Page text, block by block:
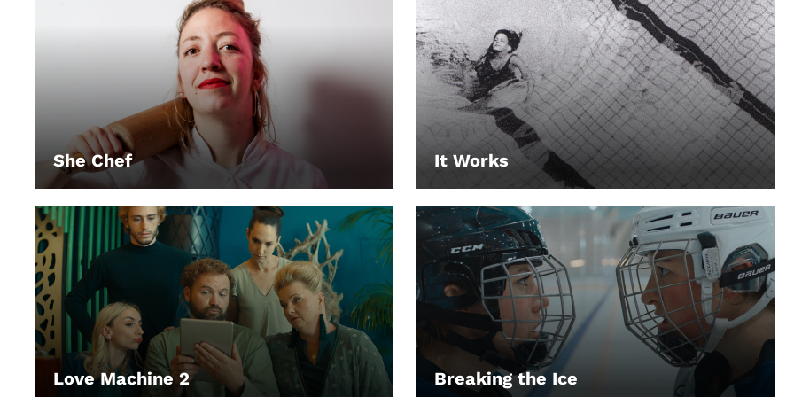
She Chef
LEIHEN It Works
LEIHEN
Love Machine 2
LEIHEN Breaking the Ice
LEIHEN